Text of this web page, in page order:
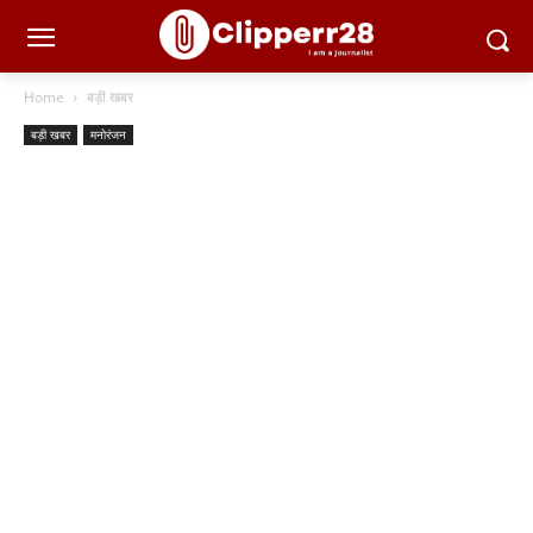
Home बड़ी खबर
बड़ी खबर मनोरंजन